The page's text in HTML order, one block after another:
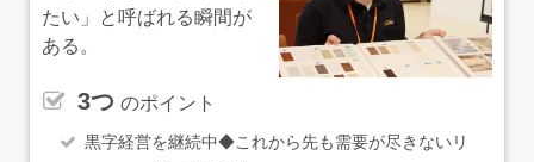
たい」と呼ばれる瞬間が
ある。
3つ のポイント
黒字経営を継続中◆これから先も需要が尽きないリ